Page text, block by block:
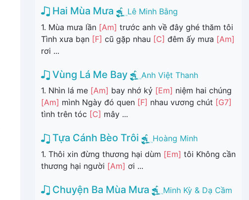
Hai Mùa Mưa
Lê Minh Bằng
1. Mùa mưa lần [Am] trước anh về đây ghé thăm tôi
Tình xưa bạn [F] cũ gặp nhau [C] đêm ấy mưa [Am]
rơi ...
Vùng Lá Me Bay
Anh Việt Thanh
1. Nhìn lá me [Am] bay nhớ kỷ [Em] niệm hai chúng
[Am] mình Ngày đó quen [F] nhau vương chút [G7]
tình trên tóc [C] mây ...
Tựa Cánh Bèo Trôi
Hoàng Minh
1. Thôi xin đừng thương hại dùm [Em] tôi Không cần
thương hại người [Am] ơi ...
Chuyện Ba Mùa Mưa
Minh Kỳ & Dạ Cầm